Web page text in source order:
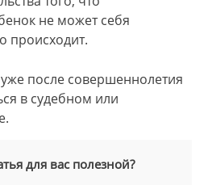
не может себя
происходит.
после совершеннолетия
в судебном или
для вас полезной?